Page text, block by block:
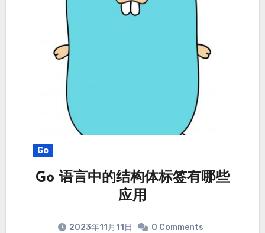
Go
Go 语言中的结构体标签有哪些
应用
2023年11月11日 0 Comments